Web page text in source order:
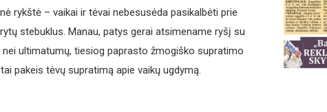
rykštė – vaikai ir tėvai nebesusėda pasikalbėti prie
stebuklus. Manau, patys gerai atsimename ryšį su
ultimatumų, tiesiog paprasto žmogiško supratimo
pakeis tėvų supratimą apie vaikų ugdymą.